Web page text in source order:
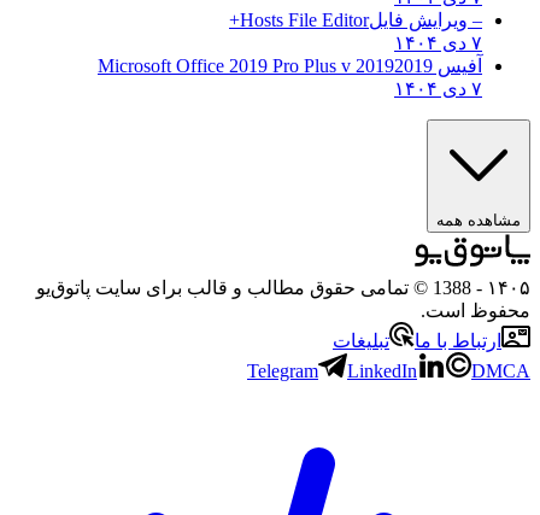
– ویرایش فایلHosts File Editor+
۷ دی ۱۴۰۴
آفیس 2019 2019 Microsoft Office 2019 Pro Plus v
۷ دی ۱۴۰۴
مشاهده همه
۱۴۰۵
- 1388 © تمامی حقوق مطالب و قالب برای سایت پاتوق‌یو
محفوظ است.
ارتباط با ما
تبلیغات
Telegram
LinkedIn DMCA